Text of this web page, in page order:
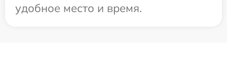
удобное место и время.